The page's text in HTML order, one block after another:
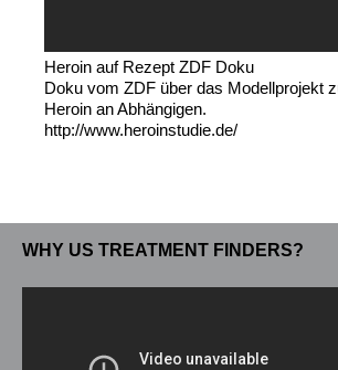
Heroin auf Rezept ZDF Doku
Doku vom ZDF über das Modellprojekt
Heroin an Abhängigen.
http://www.heroinstudie.de/
WHY US TREATMENT FINDERS?